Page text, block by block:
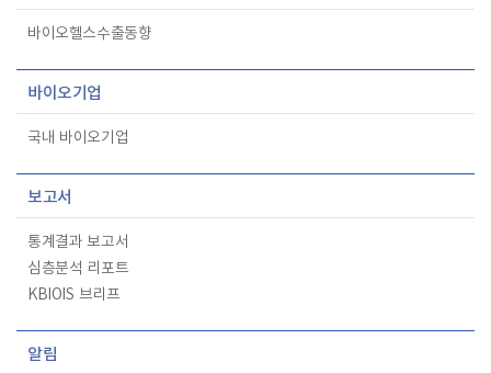
바이오헬스수출동향
바이오기업
국내 바이오기업
보고서
통계결과 보고서
심층분석 리포트
KBIOIS 브리프
알림